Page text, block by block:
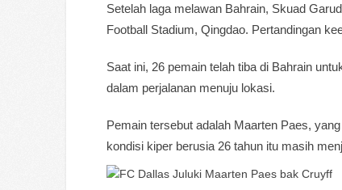
Setelah laga melawan Bahrain, Skuad
Football Stadium, Qingdao. Pertandingan
Saat ini, 26 pemain telah tiba di Bahrain
dalam perjalanan menuju lokasi.
Pemain tersebut adalah Maarten Paes,
kondisi kiper berusia 26 tahun itu masih